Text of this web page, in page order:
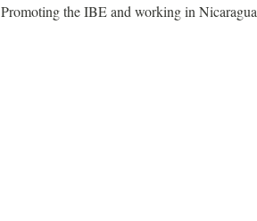
Promoting the IBE and working in Nicaragua